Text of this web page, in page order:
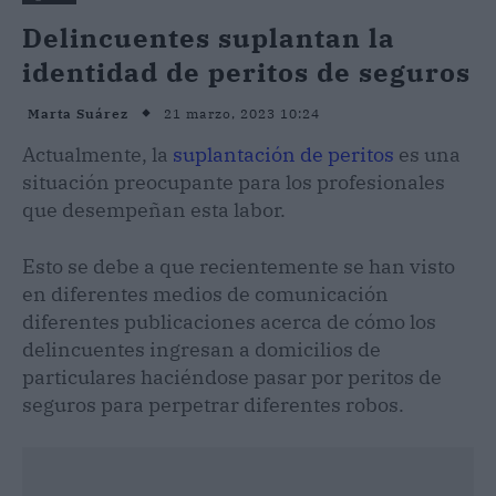
Delincuentes suplantan la
identidad de peritos de seguros
Marta Suárez 21 marzo, 2023 10:24
Actualmente, la suplantación de peritos es una
situación preocupante para los profesionales
que desempeñan esta labor.
Esto se debe a que recientemente se han visto
en diferentes medios de comunicación
diferentes publicaciones acerca de cómo los
delincuentes ingresan a domicilios de
particulares haciéndose pasar por peritos de
seguros para perpetrar diferentes robos.